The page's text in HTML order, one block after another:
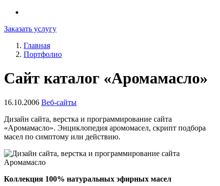
Заказать услугу
Главная
Портфолио
Сайт каталог «Аромамасло»
16.10.2006 Веб-сайты
Дизайн сайта, верстка и программирование сайта
«Аромамасло». Энциклопедия аромомасел, скрипт подбора
масел по симптому или действию.
Коллекция 100% натуральных эфирных масел